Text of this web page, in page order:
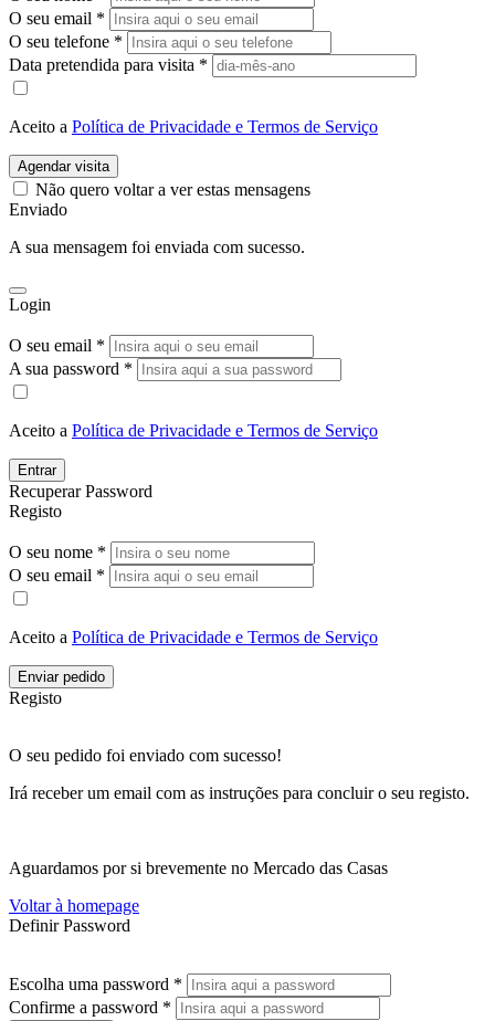
O seu email *
O seu telefone *
Data pretendida para visita *
Aceito a Política de Privacidade e Termos de Serviço
Agendar visita
Não quero voltar a ver estas mensagens
Enviado
A sua mensagem foi enviada com sucesso.
Login
O seu email *
A sua password *
Aceito a Política de Privacidade e Termos de Serviço
Entrar
Recuperar Password
Registo
O seu nome *
O seu email *
Aceito a Política de Privacidade e Termos de Serviço
Enviar pedido
Registo
O seu pedido foi enviado com sucesso!
Irá receber um email com as instruções para concluir o seu registo.
Aguardamos por si brevemente no Mercado das Casas
Voltar à homepage
Definir Password
Escolha uma password *
Confirme a password *